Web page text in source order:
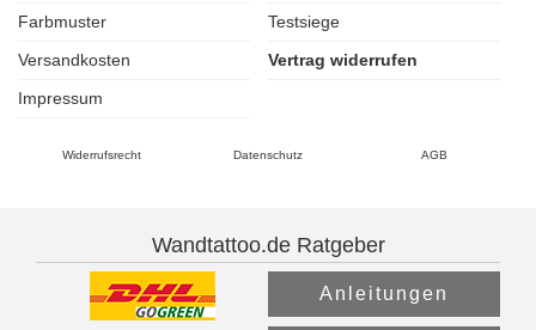
Farbmuster
Testsiege
Versandkosten
Vertrag widerrufen
Impressum
Widerrufsrecht Datenschutz AGB
Wandtattoo.de Ratgeber
Anleitungen